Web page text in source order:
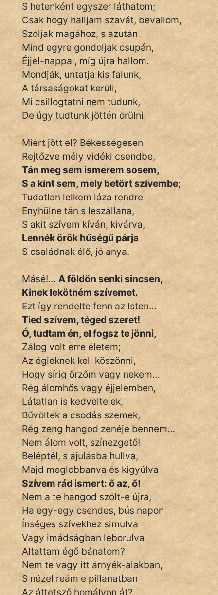
S hetenként egyszer láthatom;
Csak hogy halljam szavát, bevallom,
Szóljak magához, s azután
Mind egyre gondoljak csupán,
Éjjel-nappal, míg újra hallom.
Mondják, untatja kis falunk,
A társaságokat kerüli,
Mi csillogtatni nem tudunk,
De úgy tudtunk jöttén örülni.
Miért jött el? Békességesen
Rejtőzve mély vidéki csendbe,
Tán meg sem ismerem sosem,
S a kínt sem, mely betört szívembe;
Tudatlan lelkem láza rendre
Enyhülne tán s leszállana,
S akit szívem kíván, kivárva,
Lennék örök hűségű párja
S családnak élő, jó anya.
Másé!… A földön senki sincsen,
Kinek lekötném szívemet.
Ezt így rendelte fenn az Isten…
Tied szívem, téged szeret!
Ó, tudtam én, el fogsz te jönni,
Zálog volt erre életem;
Az égieknek kell köszönni,
Hogy sírig őrzőm vagy nekem…
Rég álomhős vagy éjjelemben,
Látatlan is kedveltelek,
Bűvöltek a csodás szemek,
Rég zeng hangod zenéje bennem…
Nem álom volt, színezgető!
Beléptél, s ájulásba hullva,
Majd meglobbanva és kigyúlva
Szívem rád ismert: ő az, ő!
Nem a te hangod szólt-e újra,
Ha egy-egy csendes, bús napon
Ínséges szívekhez simulva
Vagy imádságban leborulva
Altattam égő bánatom?
Nem te vagy itt árnyék-alakban,
S nézel reám e pillanatban
Az áttetsző homályon át?